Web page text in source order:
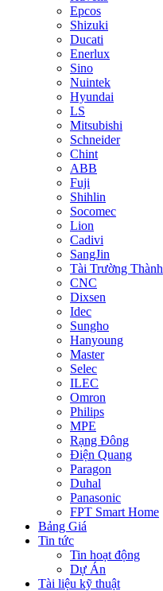
Epcos
Shizuki
Ducati
Enerlux
Sino
Nuintek
Hyundai
LS
Mitsubishi
Schneider
Chint
ABB
Fuji
Shihlin
Socomec
Lion
Cadivi
SangJin
Tài Trường Thành
CNC
Dixsen
Idec
Sungho
Hanyoung
Master
Selec
ILEC
Omron
Philips
MPE
Rạng Đông
Điện Quang
Paragon
Duhal
Panasonic
FPT Smart Home
Bảng Giá
Tin tức
Tin hoạt động
Dự Án
Tài liệu kỹ thuật